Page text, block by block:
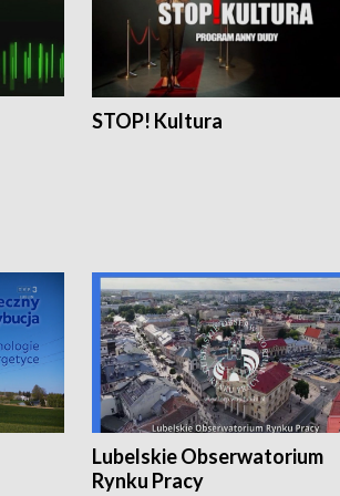
STOP! Kultura
Lubelskie Obserwatorium
Rynku Pracy